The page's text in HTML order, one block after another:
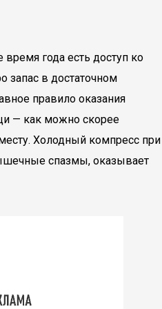
года есть доступ ко
запас в достаточном
правило оказания
— как можно скорее
Холодный компресс при
спазмы, оказывает